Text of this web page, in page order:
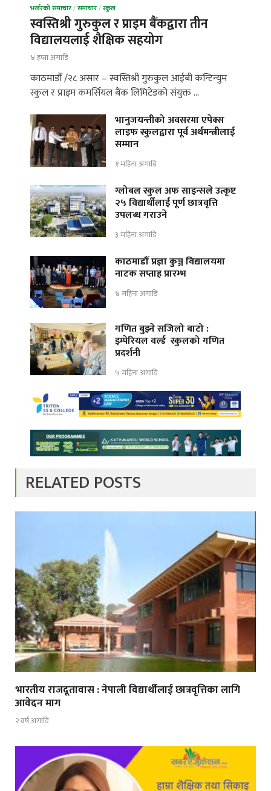
भर्खरको समाचार/समाचार/स्कुल
स्वस्तिश्री गुरुकुल र प्राइम बैंकद्वारा तीन
विद्यालयलाई शैक्षिक सहयोग
४ हप्ता अगाडि
काठमाडौँ /२८ असार – स्वस्तिश्री गुरुकुल आईबी कन्टिन्युम
स्कुल र प्राइम कमर्सियल बैंक लिमिटेडको संयुक्त …
भानुजयन्तीको अवसरमा एपेक्स
लाइफ स्कुलद्वारा पूर्व अर्थमन्त्रीलाई
सम्मान
१ महिना अगाडि
ग्लोबल स्कुल अफ साइन्सले उत्कृष्ट
२५ विद्यार्थीलाई पूर्ण छात्रवृत्ति
उपलब्ध गराउने
३ महिना अगाडि
काठमाडौँ प्रज्ञा कुञ्ज विद्यालयमा
नाटक सप्ताह प्रारम्भ
४ महिना अगाडि
गणित बुझ्ने सजिलो बाटो :
इम्पेरियल वर्ल्ड स्कुलको गणित
प्रदर्शनी
५ महिना अगाडि
RELATED POSTS
भारतीय राजदूतावास : नेपाली विद्यार्थीलाई छात्रवृत्तिका लागि
आवेदन माग
२ वर्ष अगाडि